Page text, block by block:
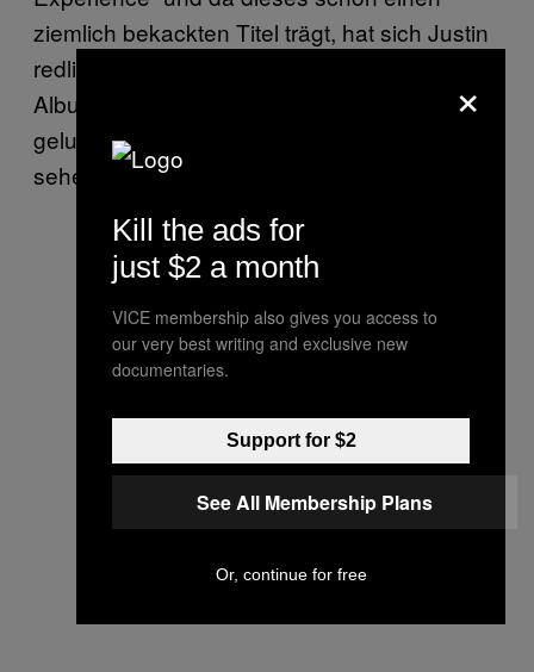
ziemlich bekackten Titel trägt, hat sich Justin
redlich Mühe gegeben, ein bekacktes
Albumcover folgen zu lassen. Das ist ihm
gelungen, wie man diese Woche bei Twitter
sehen konnte:
×
Kill the ads for
just $2 a month
VICE membership also gives you access to
our very best writing and exclusive new
documentaries.
Support for $2
See All Membership Plans
Or, continue for free